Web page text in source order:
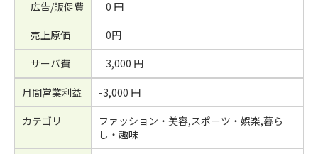
広告/販促費
0 円
売上原価
0円
サーバ費
3,000 円
月間営業利益
-3,000 円
カテゴリ
ファッション・美容,スポーツ・娯楽,暮ら
し・趣味